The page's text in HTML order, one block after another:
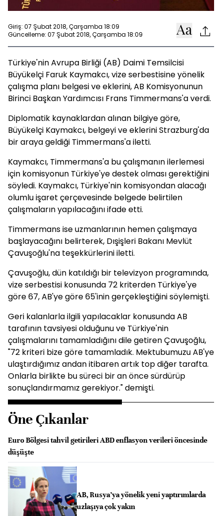
Giriş: 07 Şubat 2018, Çarşamba 18:09
Güncelleme: 07 Şubat 2018, Çarşamba 18:09
Türkiye'nin Avrupa Birliği (AB) Daimi Temsilcisi
Büyükelçi Faruk Kaymakcı, vize serbestisine yönelik
çalışma planı belgesi ve eklerini, AB Komisyonunun
Birinci Başkan Yardımcısı Frans Timmermans'a verdi.
Diplomatik kaynaklardan alınan bilgiye göre,
Büyükelçi Kaymakcı, belgeyi ve eklerini Strazburg'da
bir araya geldiği Timmermans'a iletti.
Kaymakcı, Timmermans'a bu çalışmanın ilerlemesi
için komisyonun Türkiye'ye destek olması gerektiğini
söyledi. Kaymakcı, Türkiye'nin komisyondan alacağı
olumlu işaret çerçevesinde belgede belirtilen
çalışmaların yapılacağını ifade etti.
Timmermans ise uzmanlarının hemen çalışmaya
başlayacağını belirterek, Dışişleri Bakanı Mevlüt
Çavuşoğlu'na teşekkürlerini iletti.
Çavuşoğlu, dün katıldığı bir televizyon programında,
vize serbestisi konusunda 72 kriterden Türkiye'ye
göre 67, AB'ye göre 65'inin gerçekleştiğini söylemişti.
Geri kalanlarla ilgili yapılacaklar konusunda AB
tarafının tavsiyesi olduğunu ve Türkiye'nin
çalışmalarını tamamladığını dile getiren Çavuşoğlu,
"72 kriteri bize göre tamamladık. Mektubumuzu AB'ye
ulaştırdığımız andan itibaren artık top diğer tarafta.
Onlarla birlikte bu süreci bir an önce sürdürüp
sonuçlandırmamız gerekiyor." demişti.
Öne Çıkanlar
Euro Bölgesi tahvil getirileri ABD enflasyon verileri öncesinde
düşüşte
AB, Rusya’ya yönelik yeni yaptırımlarda
uzlaşıya çok yakın